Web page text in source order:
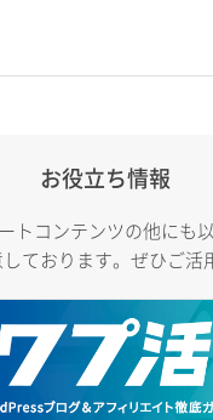
お役立ち情報
トコンテンツの他にも
ております。ぜひご活